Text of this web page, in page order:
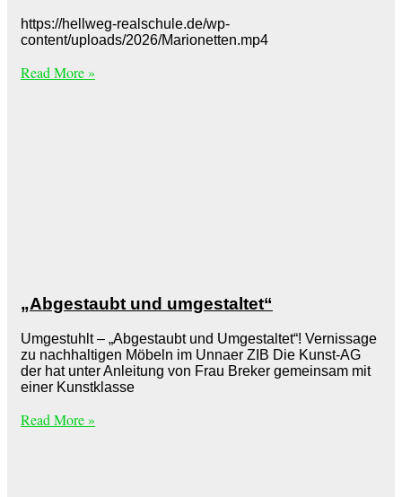
https://hellweg-realschule.de/wp-
content/uploads/2026/Marionetten.mp4
Read More »
„Abgestaubt und umgestaltet“
Umgestuhlt – „Abgestaubt und Umgestaltet“! Vernissage
zu nachhaltigen Möbeln im Unnaer ZIB Die Kunst-AG
der hat unter Anleitung von Frau Breker gemeinsam mit
einer Kunstklasse
Read More »